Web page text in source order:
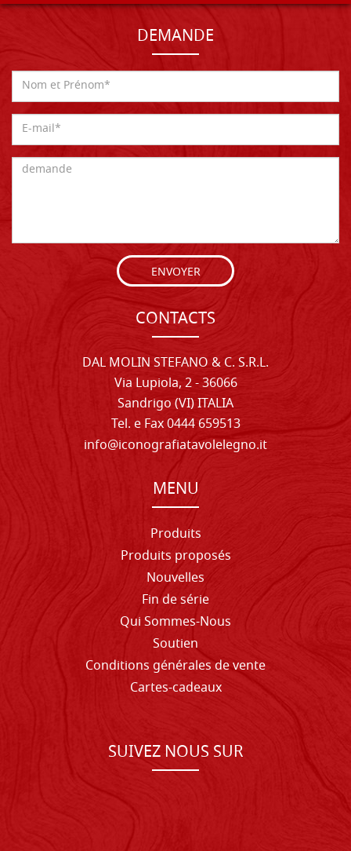
DEMANDE
ENVOYER
CONTACTS
DAL MOLIN STEFANO & C. S.R.L.
Via Lupiola, 2 - 36066
Sandrigo (VI) ITALIA
Tel. e Fax 0444 659513
info@iconografiatavolelegno.it
MENU
Produits
Produits proposés
Nouvelles
Fin de série
Qui Sommes-Nous
Soutien
Conditions générales de vente
Cartes-cadeaux
SUIVEZ NOUS SUR